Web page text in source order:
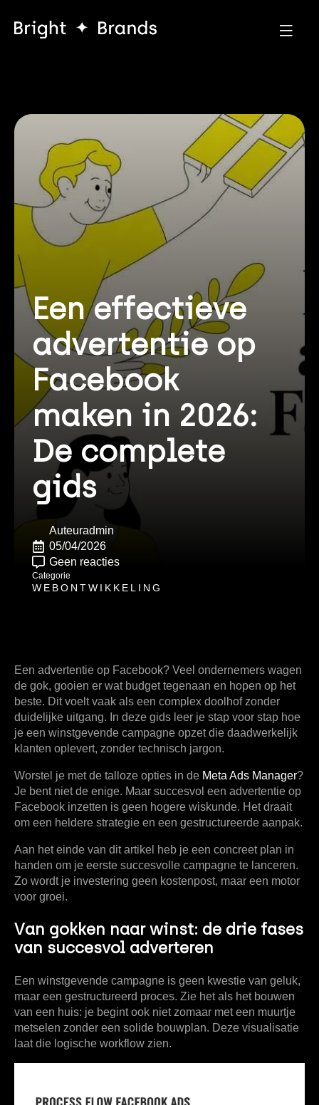
Een effectieve
advertentie op
Facebook
maken in 2026:
De complete
gids
Auteuradmin
05/04/2026
Geen reacties
Categorie
WEBONTWIKKELING
Een advertentie op Facebook? Veel ondernemers wagen
de gok, gooien er wat budget tegenaan en hopen op het
beste. Dit voelt vaak als een complex doolhof zonder
duidelijke uitgang. In deze gids leer je stap voor stap hoe
je een winstgevende campagne opzet die daadwerkelijk
klanten oplevert, zonder technisch jargon.
Worstel je met de talloze opties in de Meta Ads Manager?
Je bent niet de enige. Maar succesvol een advertentie op
Facebook inzetten is geen hogere wiskunde. Het draait
om een heldere strategie en een gestructureerde aanpak.
Aan het einde van dit artikel heb je een concreet plan in
handen om je eerste succesvolle campagne te lanceren.
Zo wordt je investering geen kostenpost, maar een motor
voor groei.
Van gokken naar winst: de drie fases
van succesvol adverteren
Een winstgevende campagne is geen kwestie van geluk,
maar een gestructureerd proces. Zie het als het bouwen
van een huis: je begint ook niet zomaar met een muurtje
metselen zonder een solide bouwplan. Deze visualisatie
laat die logische workflow zien.